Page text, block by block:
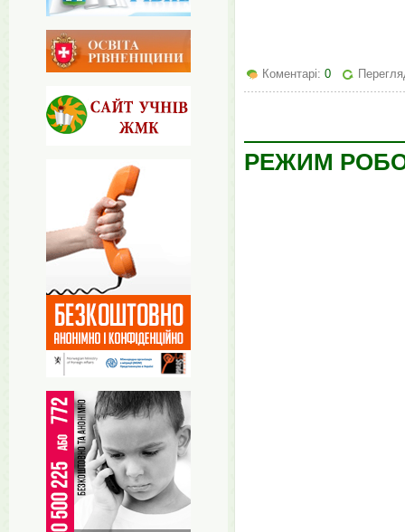
Коментарі: 0
РЕЖИМ